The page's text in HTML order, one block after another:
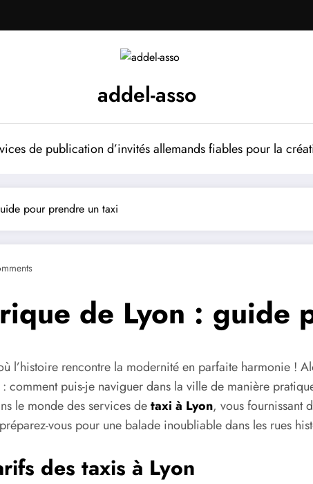
addel-asso
de publication d’invités allemands fiables pour la
pour prendre un taxi
de Lyon : guide
l’histoire rencontre la modernité en parfaite harmonie !
comment puis-je naviguer dans la ville de manière
le monde des services detaxi à Lyon, vous fournissant
vous pour une balade inoubliable dans les rues
des taxis à Lyon